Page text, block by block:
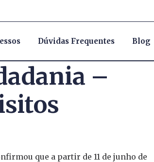
Dúvidas Frequentes Blog
–
que a partir de 11 de junho de